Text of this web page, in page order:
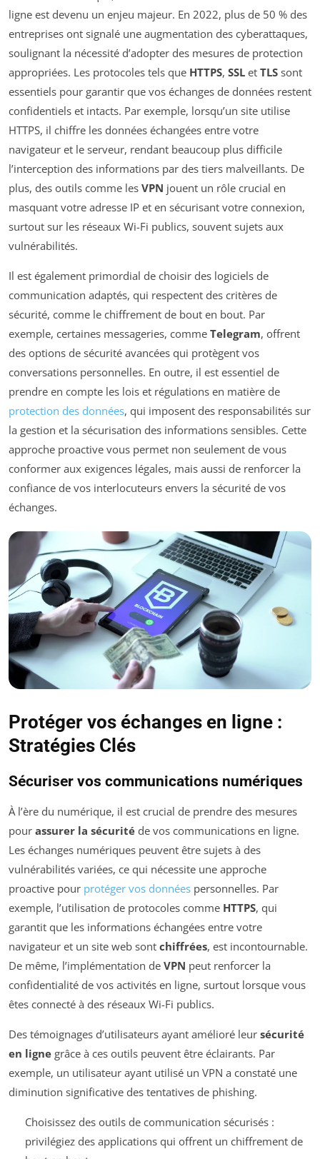
ligne est devenu un enjeu majeur. En 2022, plus de 50 % des
entreprises ont signalé une augmentation des cyberattaques,
soulignant la nécessité d’adopter des mesures de protection
appropriées. Les protocoles tels que HTTPS, SSL et TLS sont
essentiels pour garantir que vos échanges de données restent
confidentiels et intacts. Par exemple, lorsqu’un site utilise
HTTPS, il chiffre les données échangées entre votre
navigateur et le serveur, rendant beaucoup plus difficile
l’interception des informations par des tiers malveillants. De
plus, des outils comme les VPN jouent un rôle crucial en
masquant votre adresse IP et en sécurisant votre connexion,
surtout sur les réseaux Wi-Fi publics, souvent sujets aux
vulnérabilités.
Il est également primordial de choisir des logiciels de
communication adaptés, qui respectent des critères de
sécurité, comme le chiffrement de bout en bout. Par
exemple, certaines messageries, comme Telegram, offrent
des options de sécurité avancées qui protègent vos
conversations personnelles. En outre, il est essentiel de
prendre en compte les lois et régulations en matière de
protection des données, qui imposent des responsabilités sur
la gestion et la sécurisation des informations sensibles. Cette
approche proactive vous permet non seulement de vous
conformer aux exigences légales, mais aussi de renforcer la
confiance de vos interlocuteurs envers la sécurité de vos
échanges.
Protéger vos échanges en ligne :
Stratégies Clés
Sécuriser vos communications numériques
À l’ère du numérique, il est crucial de prendre des mesures
pour assurer la sécurité de vos communications en ligne.
Les échanges numériques peuvent être sujets à des
vulnérabilités variées, ce qui nécessite une approche
proactive pour protéger vos données personnelles. Par
exemple, l’utilisation de protocoles comme HTTPS, qui
garantit que les informations échangées entre votre
navigateur et un site web sont chiffrées, est incontournable.
De même, l’implémentation de VPN peut renforcer la
confidentialité de vos activités en ligne, surtout lorsque vous
êtes connecté à des réseaux Wi-Fi publics.
Des témoignages d’utilisateurs ayant amélioré leur sécurité
en ligne grâce à ces outils peuvent être éclairants. Par
exemple, un utilisateur ayant utilisé un VPN a constaté une
diminution significative des tentatives de phishing.
Choisissez des outils de communication sécurisés :
privilégiez des applications qui offrent un chiffrement de